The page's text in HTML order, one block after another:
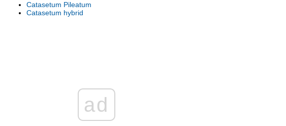
Catasetum Pileatum
Catasetum hybrid
Catasetum Clowesetum
ad